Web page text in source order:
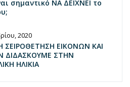
σημαντικό ΝΑ ΔΕΙΧΝΕΙ το
2020
Η ΣΕΙΡΟΘΕΤΗΣΗ ΕΙΚΟΝΩΝ ΚΑΙ
ΔΙΔΑΣΚΟΥΜΕ ΣΤΗΝ
ΗΛΙΚΙΑ